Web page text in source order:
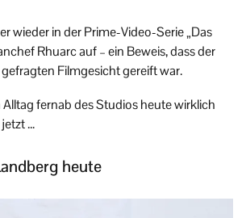
wieder in der Prime-Video-Serie „Das
Rhuarc auf – ein Beweis, dass der
Film­gesicht gereift war.
fernab des Studios heute wirklich
…
heute